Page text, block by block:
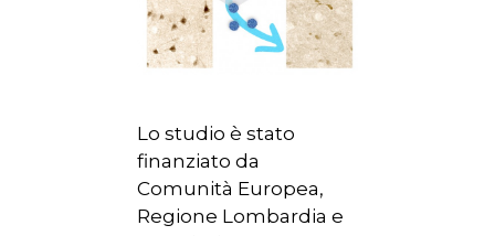
Lo studio è stato
finanziato da
Comunità Europea,
Regione Lombardia e